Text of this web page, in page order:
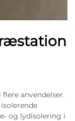
anvendelser.
og lydisolering i